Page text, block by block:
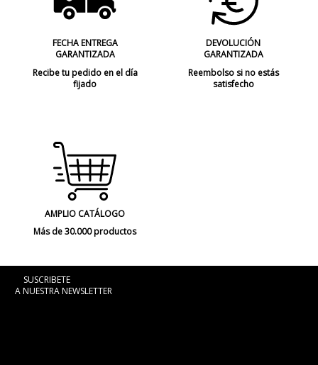
FECHA ENTREGA
GARANTIZADA
Recibe tu pedido en el día
fijado
DEVOLUCIÓN
GARANTIZADA
Reembolso si no estás
satisfecho
AMPLIO CATÁLOGO
Más de 30.000 productos
SUSCRIBETE
A NUESTRA NEWSLETTER